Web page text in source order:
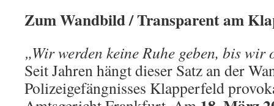
Zum Wandbild / Transparent am
„Wir werden keine Ruhe geben, bis wir
Seit Jahren hängt dieser Satz an der
Polizeigefängnisses Klapperfeld